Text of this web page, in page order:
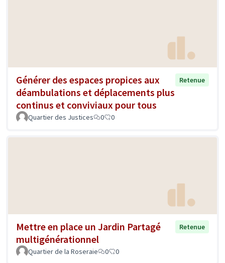
Générer des espaces propices aux
déambulations et déplacements plus
continus et conviviaux pour tous
Retenue
Quartier des Justices 0 0
Mettre en place un Jardin Partagé
multigénérationnel
Retenue
Quartier de la Roseraie 0 0